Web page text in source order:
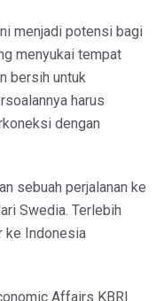
menjadi potensi bagi
menyukai tempat
bersih untuk
harus
dengan
sebuah perjalanan ke
Swedia. Terlebih
ke Indonesia
Affairs KBRI